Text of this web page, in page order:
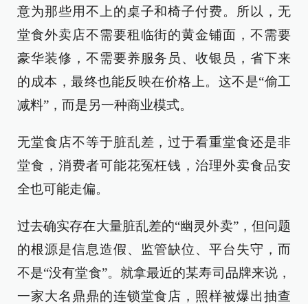
意为那些用不上的桌子和椅子付费。所以，无
堂食外卖店不需要租临街的黄金铺面，不需要
豪华装修，不需要养服务员、收银员，省下来
的成本，最终也能反映在价格上。这不是“偷工
减料”，而是另一种商业模式。
无堂食店不等于脏乱差，过于看重堂食还是非
堂食，消费者可能花冤枉钱，治理外卖食品安
全也可能走偏。
过去确实存在大量脏乱差的“幽灵外卖”，但问题
的根源是信息造假、监管缺位、平台失守，而
不是“没有堂食”。就拿最近的某寿司品牌来说，
一家大名鼎鼎的连锁堂食店，照样被爆出抽查